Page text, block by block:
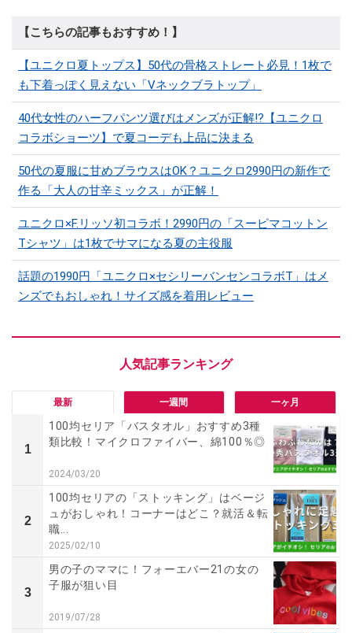
【こちらの記事もおすすめ！】
【ユニクロ夏トップス】50代の骨格ストレート必見！1枚で
も下着っぽく見えない「Vネックブラトップ」
40代女性のハーフパンツ選びはメンズが正解!?【ユニクロ
コラボショーツ】で夏コーデも上品に決まる
50代の夏服に甘めブラウスはOK？ユニクロ2990円の新作で
作る「大人の甘辛ミックス」が正解！
ユニクロ×F.リッソ初コラボ！2990円の「スーピマコットン
Tシャツ」は1枚でサマになる夏の主役服
話題の1990円「ユニクロ×セシリーバンセンコラボT」はメ
ンズでもおしゃれ！サイズ感を着用レビュー
最新 一週間 一ヶ月
1
100均セリア「バスタオル」おすすめ3種
類比較！マイクロファイバー、綿100％◎
2024/03/20
2
100均セリアの「ストッキング」はベージ
ュがおしゃれ！コーナーはどこ？就活＆転
職...
2025/02/10
3
男の子のママに！フォーエバー21の女の
子服が狙い目
2019/07/28